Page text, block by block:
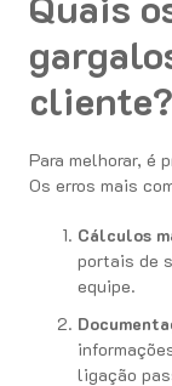
cliente?
Para melhorar, é
Os erros mais
Cálculos
portais de
equipe.
ligação